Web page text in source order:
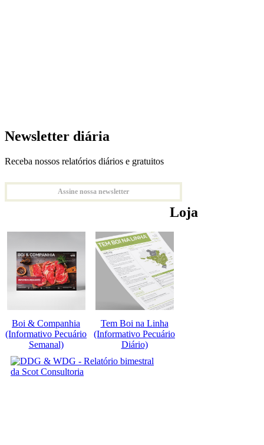
Newsletter diária
Receba nossos relatórios diários e gratuitos
Assine nossa newsletter
Loja
Boi & Companhia
(Informativo Pecuário
Semanal)
Tem Boi na Linha
(Informativo Pecuário
Diário)